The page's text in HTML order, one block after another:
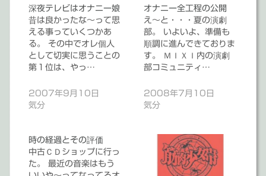
深夜テレビはオナニー娘
昔は良かったな～って思
える事っていくつかあ
る。 その中でオレ個人
として切実に思うことの
第１位は、やっ…
2007年9月10日
気分
オナニー全工程の公開
え～と・・・夏の演劇
部。 いよいよ、準備も
順調に進んできておりま
す。 ＭＩＸＩ内の演劇
部コミュニティ…
2008年7月10日
気分
時の経過とその評価
中古ＣＤショップに行っ
た。 最近の音楽はもう